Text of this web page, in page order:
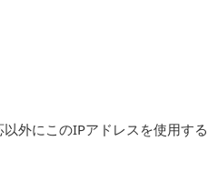
外にこのIPアドレスを使用する